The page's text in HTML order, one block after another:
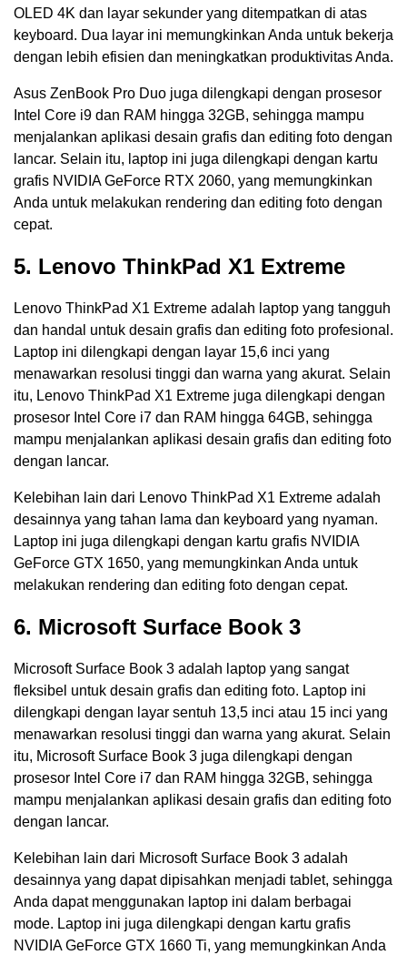
OLED 4K dan layar sekunder yang ditempatkan di atas
keyboard. Dua layar ini memungkinkan Anda untuk bekerja
dengan lebih efisien dan meningkatkan produktivitas Anda.
Asus ZenBook Pro Duo juga dilengkapi dengan prosesor
Intel Core i9 dan RAM hingga 32GB, sehingga mampu
menjalankan aplikasi desain grafis dan editing foto dengan
lancar. Selain itu, laptop ini juga dilengkapi dengan kartu
grafis NVIDIA GeForce RTX 2060, yang memungkinkan
Anda untuk melakukan rendering dan editing foto dengan
cepat.
5. Lenovo ThinkPad X1 Extreme
Lenovo ThinkPad X1 Extreme adalah laptop yang tangguh
dan handal untuk desain grafis dan editing foto profesional.
Laptop ini dilengkapi dengan layar 15,6 inci yang
menawarkan resolusi tinggi dan warna yang akurat. Selain
itu, Lenovo ThinkPad X1 Extreme juga dilengkapi dengan
prosesor Intel Core i7 dan RAM hingga 64GB, sehingga
mampu menjalankan aplikasi desain grafis dan editing foto
dengan lancar.
Kelebihan lain dari Lenovo ThinkPad X1 Extreme adalah
desainnya yang tahan lama dan keyboard yang nyaman.
Laptop ini juga dilengkapi dengan kartu grafis NVIDIA
GeForce GTX 1650, yang memungkinkan Anda untuk
melakukan rendering dan editing foto dengan cepat.
6. Microsoft Surface Book 3
Microsoft Surface Book 3 adalah laptop yang sangat
fleksibel untuk desain grafis dan editing foto. Laptop ini
dilengkapi dengan layar sentuh 13,5 inci atau 15 inci yang
menawarkan resolusi tinggi dan warna yang akurat. Selain
itu, Microsoft Surface Book 3 juga dilengkapi dengan
prosesor Intel Core i7 dan RAM hingga 32GB, sehingga
mampu menjalankan aplikasi desain grafis dan editing foto
dengan lancar.
Kelebihan lain dari Microsoft Surface Book 3 adalah
desainnya yang dapat dipisahkan menjadi tablet, sehingga
Anda dapat menggunakan laptop ini dalam berbagai
mode. Laptop ini juga dilengkapi dengan kartu grafis
NVIDIA GeForce GTX 1660 Ti, yang memungkinkan Anda